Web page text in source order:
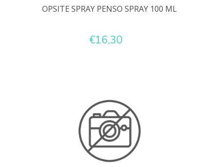
OPSITE SPRAY PENSO SPRAY 100 ML
€16,30